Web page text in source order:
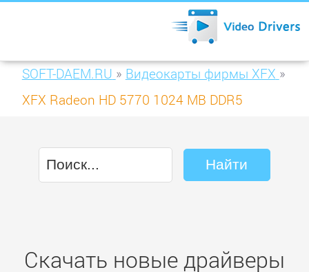
SOFT-DAEM.RU » Видеокарты фирмы XFX »
XFX Radeon HD 5770 1024 MB DDR5
Скачать новые драйверы